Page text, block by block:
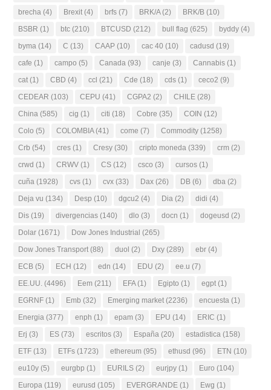
brecha (4) Brexit (4) brfs (7) BRK/A(2) BRK/B (10)
BSBR (1) btc (210) BTCUSD (212) bull flag (625) byddy (4)
byma (14) C (13) CAAP (10) cac 40 (10) cadusd (19)
cafe (1) campo (5) Canada (93) canje (3) Cannabis (1)
cat (1) CBD (4) ccl (21) Cde (18) cds (1) ceco2 (9)
CEDEAR (103) CEPU (41) CGPA2 (2) CHILE (28)
China (585) cig (1) citi (18) Cobre (35) COIN (12)
Colo (5) COLOMBIA(41) come (7) Commodity (1258)
Crb (54) cres (1) Cresy (30) cripto moneda (339) crm (2)
crwd (1) CRWV (1) CS (12) csco (3) cursos (1)
cuña (1928) cvs (1) cvx (33) Dax (26) DB (6) dba (2)
Deja vu (134) Desp (10) dgcu2 (4) Dia (2) didi (4)
Dis (19) divergencias (140) dlo (3) docn (1) dogeusd (2)
Dolar (1671) Dow Jones Industrial (265)
Dow Jones Transport (88) duol (2) Dxy (289) ebr (4)
ECB (5) ECH (12) edn (14) EDU (2) ee.u (7)
EE.UU. (4496) Eem (211) EFA(1) Egipto (1) egpt (1)
EGRNF (1) Emb (32) Emerging market (2236) encuesta (1)
Energia (377) enph (1) epam (3) EPU (14) ERIC (1)
Erj (3) ES (73) escritos (3) España (20) estadistica (158)
ETF (13) ETFs (1723) ethereum (95) ethusd (96) ETN (10)
eu10y (5) eurgbp (1) EURILS (2) eurjpy (1) Euro (104)
Europa (119) eurusd (105) EVERGRANDE (1) Ewg (1)